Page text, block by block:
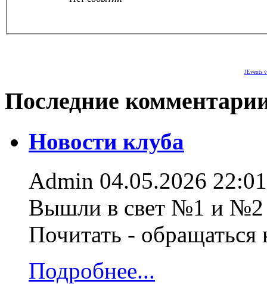
JEvents
Последние
Новости клуба
Admin 04.05.2026 22:01
Вышли в свет №1 и №2
Почитать -
Подробнее...